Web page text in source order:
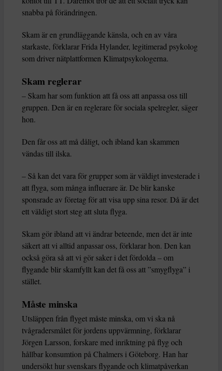
snabba på förändringen.
Skam är en grundläggande känsla, och en av våra
starkaste, förklarar Frida Hylander, legitimerad psykolog
som driver nätplattformen Klimatpsykologerna.
Skam reglerar
– Skam har som funktion att få oss att anpassa oss till
gruppen. Den är en reglerare för sociala spelregler, säger
hon.
Den får oss att må dåligt, och ibland kan skammen
vändas till ilska.
– Så kan det vara för grupper som är väldigt investerade i
att flyga, som många influerare är. De blir kanske
sponsrade av företag för att visa upp sina resor. Då är det
ett väldigt stort steg att sluta flyga.
Skam gör ibland att vi ändrar beteende, men det är inte
säkert att vi alltid anpassar oss, förklarar hon. Den kan
också göra så att vi gör saker i det fördolda – om
flygande blir skamfyllt kan det få oss att ”smygflyga” i
stället.
Måste minska
Utsläppen från flyget måste minska, om vi ska nå
tvågradersmålet för jordens uppvärmning, förklarar
Jörgen Larsson, forskare med inriktning på flyg och
hållbar konsumtion på Chalmers i Göteborg. Han har
undersökt hur svenskars flygande och klimatpåverkan